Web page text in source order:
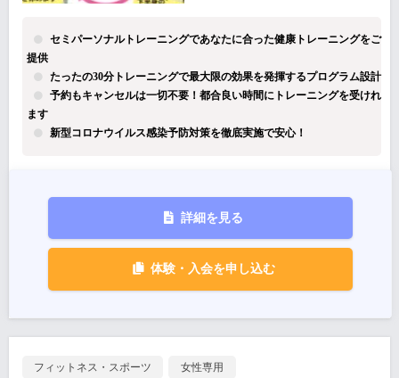
セミパーソナルトレーニングであなたに合った健康トレーニングをご
提供
たったの30分トレーニングで最大限の効果を発揮するプログラム設計
予約もキャンセルは一切不要！都合良い時間にトレーニングを受けれ
ます
新型コロナウイルス感染予防対策を徹底実施で安心！
詳細を見る
体験・入会を申し込む
フィットネス・スポーツ 女性専用